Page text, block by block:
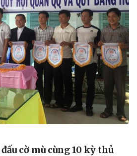
cờ mù cùng 10 kỳ thủ